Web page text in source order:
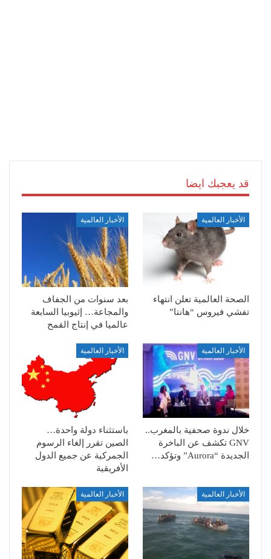
قد يعجبك ايضا
الأخبار العالمية
الصحة العالمية تعلن انتهاء
تفشي فيروس “هانتا”
الأخبار العالمية
بعد سنوات من الجفاف
والمجاعة… إثيوبيا السابعة
عالميا في إنتاج القمح
الأخبار العالمية
خلال ندوة صحفية بالمغرب..
GNV تكشف عن الباخرة
الجديدة “Aurora” وتؤكد…
الأخبار العالمية
باستثناء دولة واحدة…
الصين تقرر إلغاء الرسوم
الجمركية عن جميع الدول
الأفريقية
الأخبار العالمية الأخبار العالمية